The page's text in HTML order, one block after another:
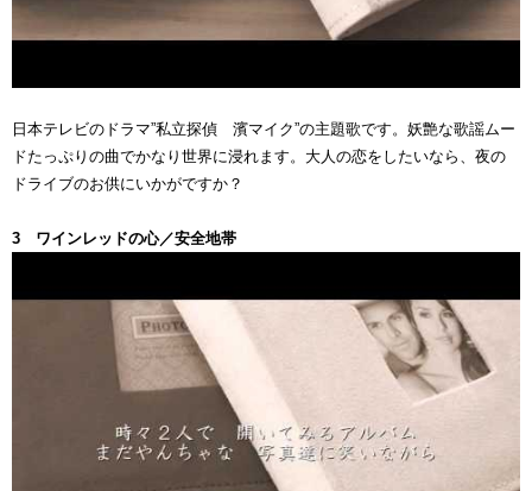
日本テレビのドラマ”私立探偵 濱マイク”の主題歌です。妖艶な歌謡ムー
ドたっぷりの曲でかなり世界に浸れます。大人の恋をしたいなら、夜の
ドライブのお供にいかがですか？
3 ワインレッドの心／安全地帯